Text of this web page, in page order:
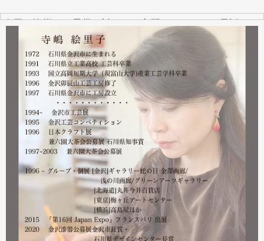
全国の皆様より震災に対するご心配のメールやお電話をた
くさんいただきました。ありがとうございます。
幸い紅里工房にはそれほどの被害もなく、ただいま通常の
営業をしております。配送につきましても金沢から発送す
る分につきましては問題ありませんのでご安心ください。
皆様には多大なご心配をおかけしており心苦しいばかりで
はありますが、今後とも紅里工房をどうぞよろしくお願い
いたします。
漆工芸・紅里工房 寺嶋絵里子
2023.02
2月21日から27日まで 仙台三越で開催中の『第22回 金
沢・能登 美味と美技展』に出展しています。会場には作
者本人がおりますのでお近くの方はぜひ遊びにいらしてく
ださい。お待ちしております。